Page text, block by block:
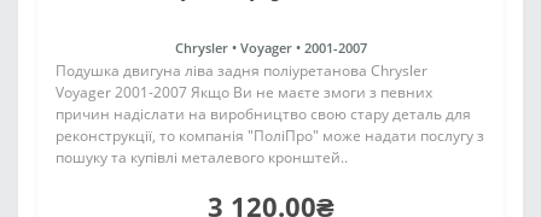
Chrysler • Voyager • 2001-2007
Подушка двигуна ліва задня поліуретанова Chrysler
Voyager 2001-2007 Якщо Ви не маєте змоги з певних
причин надіслати на виробництво свою стару деталь для
реконструкції, то компанія "ПоліПро" може надати послугу з
пошуку та купівлі металевого кронштей..
3 120.00₴